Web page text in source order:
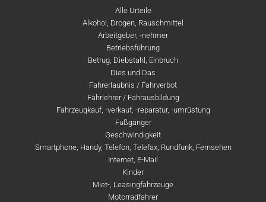
Alle Urteile
Alkohol, Drogen, Rauschmittel
Arbeitgeber, -nehmer
Betriebsführung
Betrug, Diebstahl, Einbruch
Dies und Das
Fahrerlaubnis / Fahrverbot
Fahrlehrer / Fahrausbildung
Fahrzeugkauf, -verkauf, -reparatur, -umrüstung
Fußgänger
Geschwindigkeit
Smartphone, Handy, Telefon, Telefax, Rundfunk, Fernsehen
Internet, E-Mail
Kinder
Miet-, Leasingfahrzeuge
Motorradfahrer